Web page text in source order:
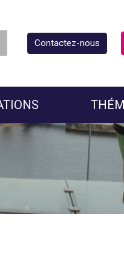
Contactez-nous